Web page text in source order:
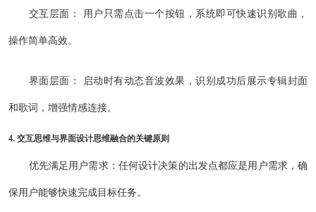
交互层面： 用户只需点击一个按钮，系统即可快速识别歌曲，
操作简单高效。
界面层面： 启动时有动态音波效果，识别成功后展示专辑封面
和歌词，增强情感连接。
4. 交互思维与界面设计思维融合的关键原则
优先满足用户需求：任何设计决策的出发点都应是用户需求，确
保用户能够快速完成目标任务。